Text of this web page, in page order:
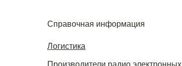
Справочная информация
Логистика
Производители радио электронных